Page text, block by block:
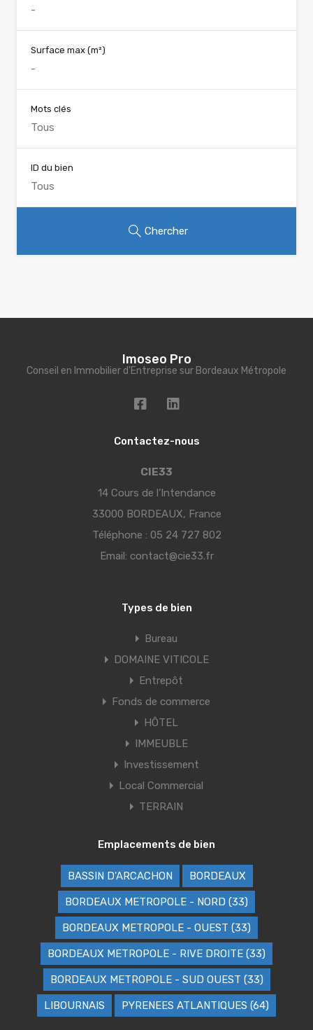
Surface max (m²)
Mots clés
ID du bien
Chercher
Imoseo Pro
Conseil en Immobilier d'Entreprise sur Bordeaux Métropole
Contactez-nous
CIE33
14 Cours de l’Intendance
33000 BORDEAUX, France
Téléphone : 05 24 727 802
Email: contact@cie33.fr
Types de bien
Bureau
DOMAINE VITICOLE
Entrepôt
Fonds de commerce
HÔTEL
IMMEUBLE
Investissement
Local Commercial
TERRAIN
Emplacements de bien
BASSIN D'ARCACHON BORDEAUX
BORDEAUX METROPOLE - NORD (33)
BORDEAUX METROPOLE - OUEST (33)
BORDEAUX METROPOLE - RIVE DROITE (33)
BORDEAUX METROPOLE - SUD OUEST (33)
LIBOURNAIS PYRENEES ATLANTIQUES (64)